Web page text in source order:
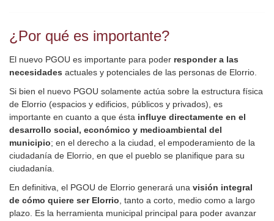
¿Por qué es importante?
El nuevo PGOU es importante para poder responder a las
necesidades actuales y potenciales de las personas de Elorrio.
Si bien el nuevo PGOU solamente actúa sobre la estructura física
de Elorrio (espacios y edificios, públicos y privados), es
importante en cuanto a que ésta influye directamente en el
desarrollo social, económico y medioambiental del
municipio; en el derecho a la ciudad, el empoderamiento de la
ciudadanía de Elorrio, en que el pueblo se planifique para su
ciudadanía.
En definitiva, el PGOU de Elorrio generará una visión integral
de cómo quiere ser Elorrio , tanto a corto, medio como a largo
plazo. Es la herramienta municipal principal para poder avanzar